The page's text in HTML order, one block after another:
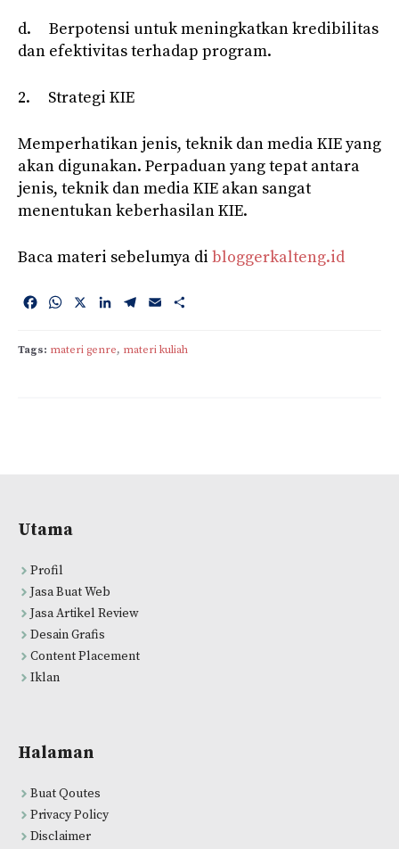
d. Berpotensi untuk meningkatkan kredibilitas
dan efektivitas terhadap program.
2. Strategi KIE
Memperhatikan jenis, teknik dan media KIE yang
akan digunakan. Perpaduan yang tepat antara
jenis, teknik dan media KIE akan sangat
menentukan keberhasilan KIE.
Baca materi sebelumya di bloggerkalteng.id
e
W
t
k
e
i
Tags: materi genre, materi kuliah
Utama
Profil
Jasa Buat Web
Jasa Artikel Review
Desain Grafis
Content Placement
Iklan
Halaman
Buat Qoutes
Privacy Policy
Disclaimer